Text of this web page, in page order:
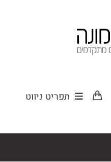
תפריט ניווט